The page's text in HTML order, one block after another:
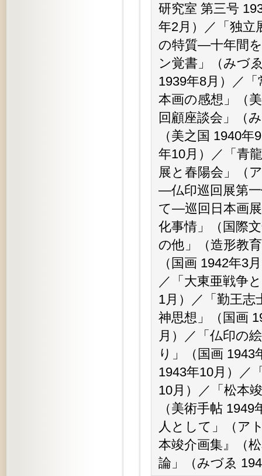
研究室 第三号
年2月）／「独立
の特質—十年間
ン覚書」（みづ
1939年8月）／
本画の感想」（
回顧座談会」（
（美之国 1940
年10月）／「青
展と春陽会」（
—仏印巡回展第
て—巡回日本画
化事情」（国際
の他」（造形教
（国画 1942年3
／「大東亜戦争
1月）／「勤王志
神思想」（国画
月）／「仏印の
り」（国画 1943
1943年10月）／
10月）／「松本
（美術手帖
人として」（ア
本竣介画集』（
論」（みづゑ